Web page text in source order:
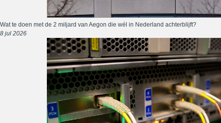
Wat te doen met de 2 miljard van Aegon die wél in Nederland achterblijft?
8 jul 2026